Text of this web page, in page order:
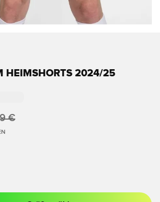
HEIMSHORTS 2024/25
€